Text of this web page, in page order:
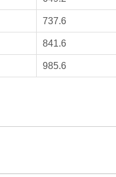
737.6
841.6
985.6